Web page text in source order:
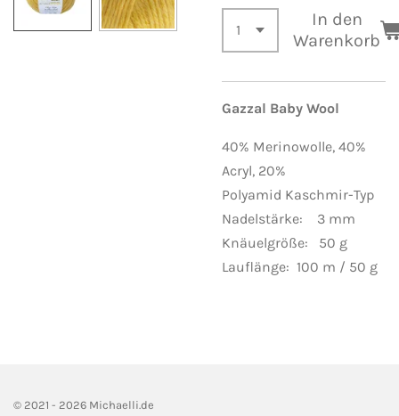
In den
Warenkorb
Gazzal Baby Wool
40% Merinowolle, 40%
Acryl, 20%
Polyamid Kaschmir-Typ
Nadelstärke: 3 mm
Knäuelgröße: 50 g
Lauflänge: 100 m / 50 g
© 2021 - 2026 Michaelli.de